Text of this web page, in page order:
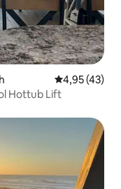
Átlagos
4,95 (43)
Hottub Lift